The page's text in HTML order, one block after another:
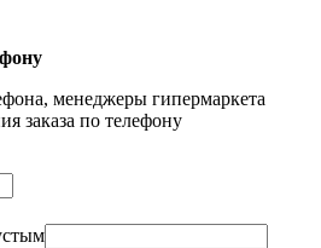
менеджеры гипермаркета
заказа по телефону